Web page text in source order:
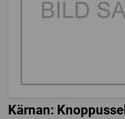
Kärnan: